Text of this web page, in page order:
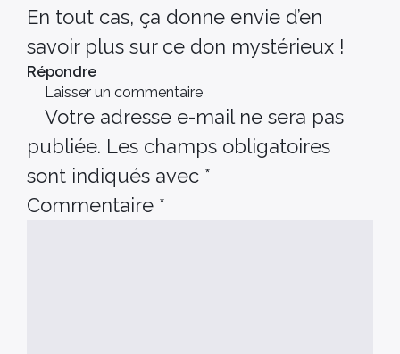
En tout cas, ça donne envie d’en
savoir plus sur ce don mystérieux !
Répondre
Laisser un commentaire
Votre adresse e-mail ne sera pas
publiée. Les champs obligatoires
sont indiqués avec *
Commentaire *